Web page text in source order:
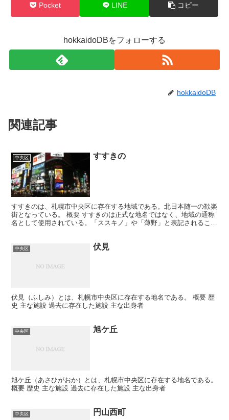
Pocket LINE コピー
hokkaidoDBをフォローする
hokkaidoDB
関連記事
中央区 すすきの
すすきのは、札幌市中央区に存在する地域である。北日本随一の歓楽
街となっている。 概要 すすきのは正式な地名ではなく、地域の通称
名として使用されている。「ススキノ」や「薄野」と表記されること
中央区 伏見
伏見（ふしみ）とは、札幌市中央区に存在する地名である。 概要 歴
史 主な施設 過去に存在した施設 主な出身者
中央区 旭ケ丘
旭ケ丘（あさひがおか）とは、札幌市中央区に存在する地名である。
概要 歴史 主な施設 過去に存在した施設 主な出身者
中央区 円山西町